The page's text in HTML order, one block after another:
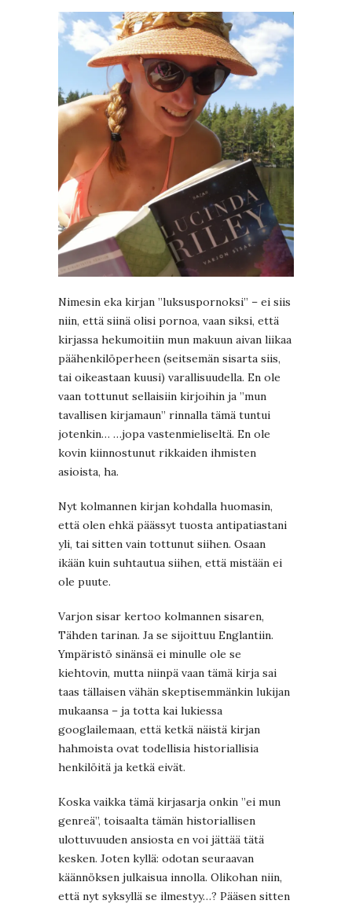
Nimesin eka kirjan ”luksuspornoksi” – ei siis
niin, että siinä olisi pornoa, vaan siksi, että
kirjassa hekumoitiin mun makuun aivan liikaa
päähenkilöperheen (seitsemän sisarta siis,
tai oikeastaan kuusi) varallisuudella. En ole
vaan tottunut sellaisiin kirjoihin ja ”mun
tavallisen kirjamaun” rinnalla tämä tuntui
jotenkin… …jopa vastenmieliseltä. En ole
kovin kiinnostunut rikkaiden ihmisten
asioista, ha.
Nyt kolmannen kirjan kohdalla huomasin,
että olen ehkä päässyt tuosta antipatiastani
yli, tai sitten vain tottunut siihen. Osaan
ikään kuin suhtautua siihen, että mistään ei
ole puute.
Varjon sisar kertoo kolmannen sisaren,
Tähden tarinan. Ja se sijoittuu Englantiin.
Ympäristö sinänsä ei minulle ole se
kiehtovin, mutta niinpä vaan tämä kirja sai
taas tällaisen vähän skeptisemmänkin lukijan
mukaansa – ja totta kai lukiessa
googlailemaan, että ketkä näistä kirjan
hahmoista ovat todellisia historiallisia
henkilöitä ja ketkä eivät.
Koska vaikka tämä kirjasarja onkin ”ei mun
genreä”, toisaalta tämän historiallisen
ulottuvuuden ansiosta en voi jättää tätä
kesken. Joten kyllä: odotan seuraavan
käännöksen julkaisua innolla. Olikohan niin,
että nyt syksyllä se ilmestyy…? Pääsen sitten